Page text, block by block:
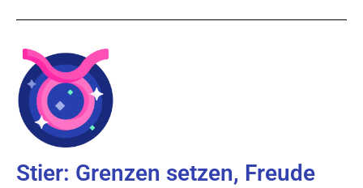
Stier: Grenzen setzen, Freude